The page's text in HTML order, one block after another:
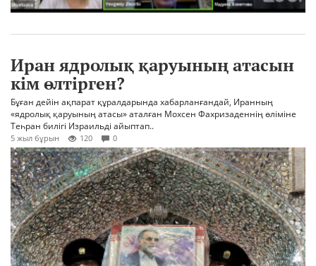
Иран ядролық қаруының атасын
кім өлтірген?
Бұған дейін ақпарат құралдарында хабарланғандай, Иранның
«ядролық қаруының атасы» аталған Мохсен Фахризаденнің өліміне
Теһран билігі Израильді айыптап..
5 жыл бұрын 120 0